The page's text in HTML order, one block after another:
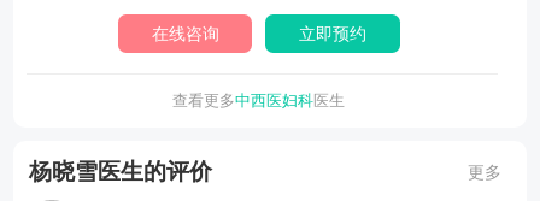
异...
在线咨询
立即预约
查看更多中西医妇科医生
杨晓雪医生的评价 更多